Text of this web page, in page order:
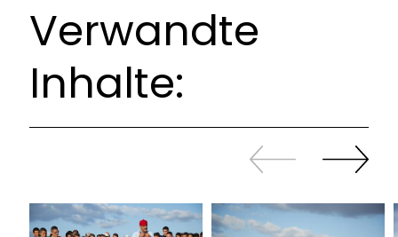
Verwandte
Inhalte:
Zurück
sliden
Weiter
sliden